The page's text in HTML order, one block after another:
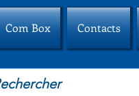
Com Box Contacts